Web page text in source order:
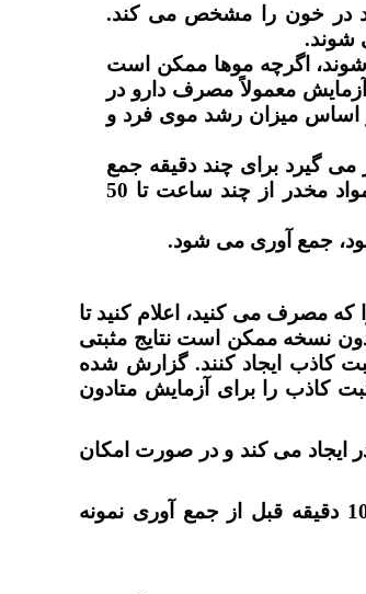
در خون را مشخص می کند.
شوند.
اگرچه موها ممکن است
معمولاً مصرف دارو در
میزان رشد موی فرد و
می گیرد برای چند دقیقه جمع
آوری می شود. آزمایش بزاق بسته به نوع داروی مخدر، مصرف مواد مخدر از چند ساعت تا 50
جمع آوری می شود.
که مصرف می کنید، اعلام کنید تا
نسخه ممکن است نتایج مثبتی
کاذب ایجاد کنند. گزارش شده
کاذب را برای آزمایش متادون
ایجاد می کند و در صورت امکان
اگر قرار است بزاق برای آزمایش جمع آوری شود، معمولاً نباید 10 دقیقه قبل از جمع آوری نمونه